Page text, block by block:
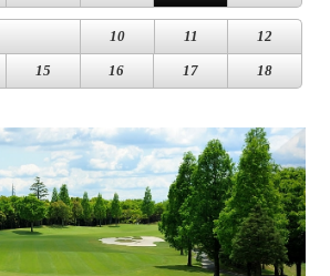
10 11 12
15 16 17 18